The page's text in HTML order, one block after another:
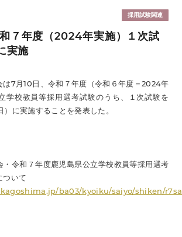
採用試験関連
７年度（2024年実施）１次試
実施
は7月10日、令和７年度（令和６年度＝2024年
学校教員等採用選考試験のうち、１次試験を
に実施することを発表した。
・令和７年度鹿児島県公立学校教員等採用選考
ついて
ba03/kyoiku/saiyo/shiken/